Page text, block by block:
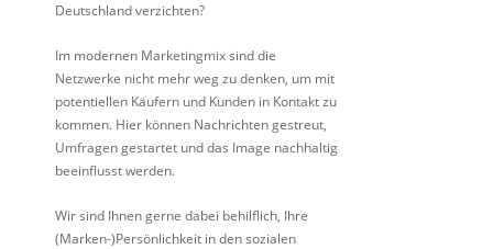
Deutschland verzichten?
Im modernen Marketingmix sind die
Netzwerke nicht mehr weg zu denken, um mit
potentiellen Käufern und Kunden in Kontakt zu
kommen. Hier können Nachrichten gestreut,
Umfragen gestartet und das Image nachhaltig
beeinflusst werden.
Wir sind Ihnen gerne dabei behilflich, Ihre
(Marken-)Persönlichkeit in den sozialen